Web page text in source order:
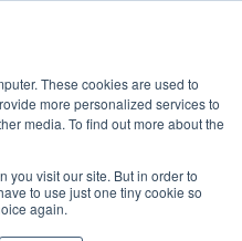
These cookies are used to
more personalized services to
media. To find out more about the
you visit our site. But in order to
to use just one tiny cookie so
again.